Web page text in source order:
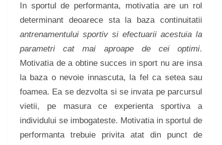
In sportul de performanta, motivatia are un rol
determinant deoarece sta la baza continuitatii
antrenamentului sportiv si efectuarii acestuia la
parametri cat mai aproape de cei optimi.
Motivatia de a obtine succes in sport nu are insa
la baza o nevoie innascuta, la fel ca setea sau
foamea. Ea se dezvolta si se invata pe parcursul
vietii, pe masura ce experienta sportiva a
individului se imbogateste. Motivatia in sportul de
performanta trebuie privita atat din punct de